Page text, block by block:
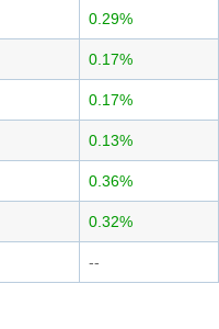
0.29%
0.17%
0.17%
0.13%
0.36%
0.32%
--